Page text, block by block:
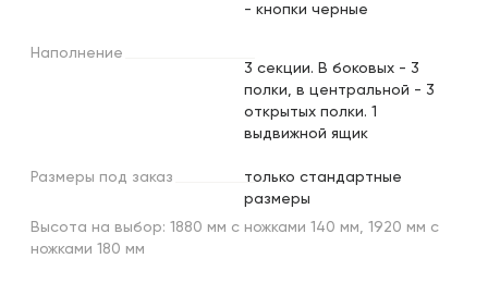
- кнопки черные
Наполнение
3 секции. В боковых - 3
полки, в центральной - 3
открытых полки. 1
выдвижной ящик
Размеры под заказ
только стандартные
размеры
Высота на выбор: 1880 мм с ножками 140 мм, 1920 мм с
ножками 180 мм